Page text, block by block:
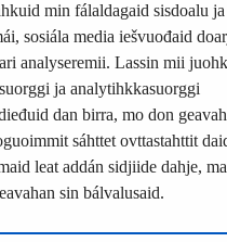
min fálaldagaid sisdoalu ja
sosiála media iešvuođaid
analyseremii. Lassin mii
ja analytihkkasuorggi
dan birra, mo don
sáhttet ovttastahttit
leat addán sidjiide dahje,
sin bálvalusaid.